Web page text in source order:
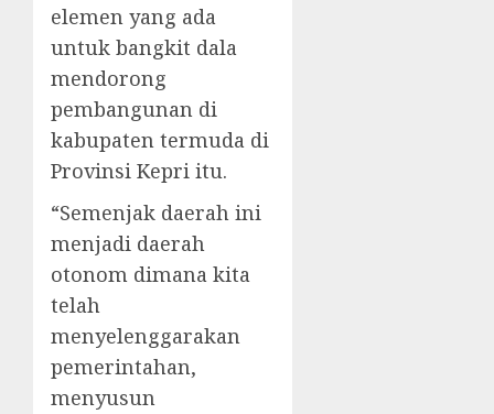
elemen yang ada
untuk bangkit dala
mendorong
pembangunan di
kabupaten termuda di
Provinsi Kepri itu.
“Semenjak daerah ini
menjadi daerah
otonom dimana kita
telah
menyelenggarakan
pemerintahan,
menyusun